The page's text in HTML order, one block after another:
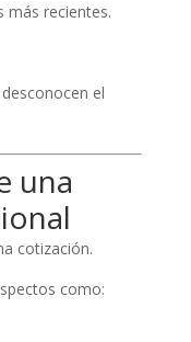
más recientes.
el
una
cotización.
como: